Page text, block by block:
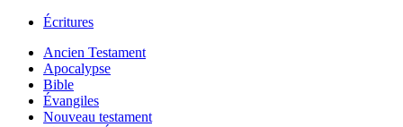
Écritures
Ancien Testament
Apocalypse
Bible
Évangiles
Nouveau testament